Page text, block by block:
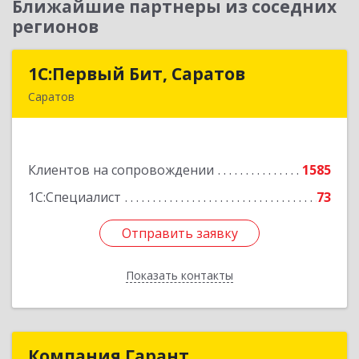
Ближайшие партнеры из соседних
регионов
1С:Первый Бит, Саратов
Саратов
Клиентов на сопровождении
1585
1С:Специалист
73
Отправить заявку
Показать контакты
1С:Первый Бит, Саратов
Подробнее
Отправить заявку
Назад